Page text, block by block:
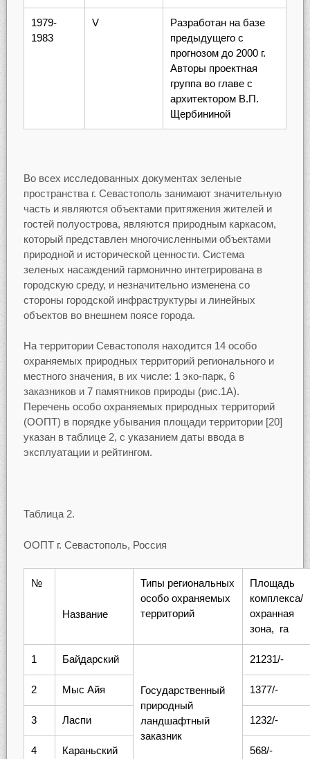
1979-
1983
V
Разработан на базе
предыдущего с
прогнозом до 2000 г.
Авторы проектная
группа во главе с
архитектором В.П.
Щербининой
Во всех исследованных документах зеленые
пространства г. Севастополь занимают значительную
часть и являются объектами притяжения жителей и
гостей полуострова, являются природным каркасом,
который представлен многочисленными объектами
природной и исторической ценности. Система
зеленых насаждений гармонично интегрирована в
городскую среду, и незначительно изменена со
стороны городской инфраструктуры и линейных
объектов во внешнем поясе города.
На территории Севастополя находится 14 особо
охраняемых природных территорий регионального и
местного значения, в их числе: 1 эко-парк, 6
заказников и 7 памятников природы (рис.1А).
Перечень особо охраняемых природных территорий
(ООПТ) в порядке убывания площади территории [20]
указан в таблице 2, с указанием даты ввода в
эксплуатации и рейтингом.
Таблица 2.
ООПТ г. Севастополь, Россия
№
Название
Типы региональных
особо охраняемых
территорий
Площадь
комплекса/
охранная
зона, га
1 Байдарский
Государственный
природный
ландшафтный
заказник
21231/-
2 Мыс Айя 1377/-
3 Ласпи 1232/-
4 Караньский 568/-